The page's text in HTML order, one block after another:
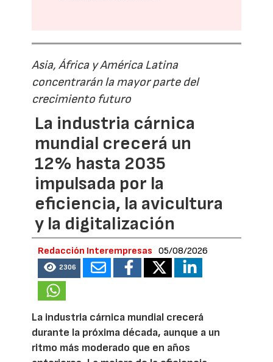
Asia, África y América Latina
concentrarán la mayor parte del
crecimiento futuro
La industria cárnica
mundial crecerá un
12% hasta 2035
impulsada por la
eficiencia, la avicultura
y la digitalización
Redacción Interempresas 05/08/2026
2306
La industria cárnica mundial crecerá
durante la próxima década, aunque a un
ritmo más moderado que en años